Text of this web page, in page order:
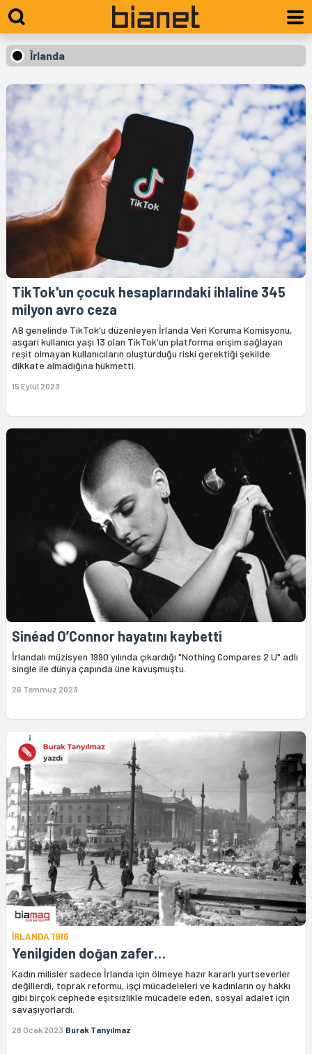
Îrlanda
TikTok'un çocuk hesaplarındaki ihlaline 345
milyon avro ceza
AB genelinde TikTok'u düzenleyen İrlanda Veri Koruma Komisyonu,
asgari kullanıcı yaşı 13 olan TikTok'un platforma erişim sağlayan
reşit olmayan kullanıcıların oluşturduğu riski gerektiği şekilde
dikkate almadığına hükmetti.
15 Eylül 2023
Sinéad O’Connor hayatını kaybetti
İrlandalı müzisyen 1990 yılında çıkardığı "Nothing Compares 2 U" adlı
single ile dünya çapında üne kavuşmuştu.
26 Temmuz 2023
İRLANDA 1916
Yenilgiden doğan zafer…
Kadın milisler sadece İrlanda için ölmeye hazır kararlı yurtseverler
değillerdi, toprak reformu, işçi mücadeleleri ve kadınların oy hakkı
gibi birçok cephede eşitsizlikle mücadele eden, sosyal adalet için
savaşıyorlardı.
28 Ocak 2023 Burak Tanyılmaz